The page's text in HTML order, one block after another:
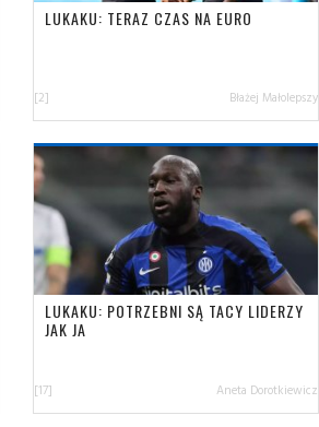
LUKAKU: TERAZ CZAS NA EURO
[2] Błażej Małolepszy
LUKAKU: POTRZEBNI SĄ TACY LIDERZY
JAK JA
[17] Aneta Dorotkiewicz